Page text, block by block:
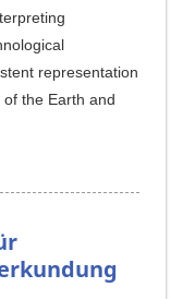
representation
the Earth and